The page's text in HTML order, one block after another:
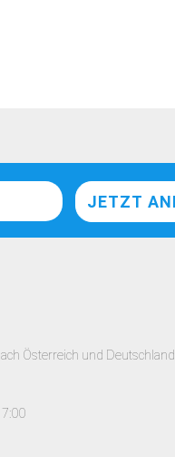
Österreich und Deutschland